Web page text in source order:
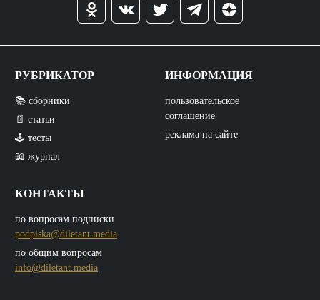
РУБРИКАТОР
📚 сборники
📄 статьи
🕹️ тесты
📖 журнал
КОНТАКТЫ
по вопросам подписки
podpiska@diletant.media
по общим вопросам
info@diletant.media
ИНФОРМАЦИЯ
пользовательское
соглашение
реклама на сайте